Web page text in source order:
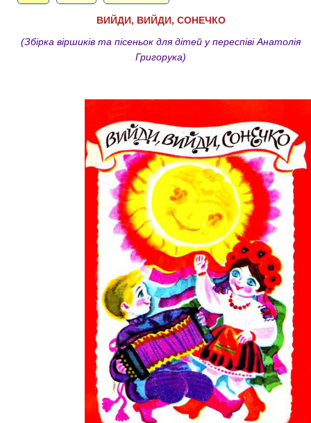
ВИЙДИ, ВИЙДИ, СОНЕЧКО
(Збірка віршиків та пісеньок для дітей у переспіві Анатолія
Григорука)